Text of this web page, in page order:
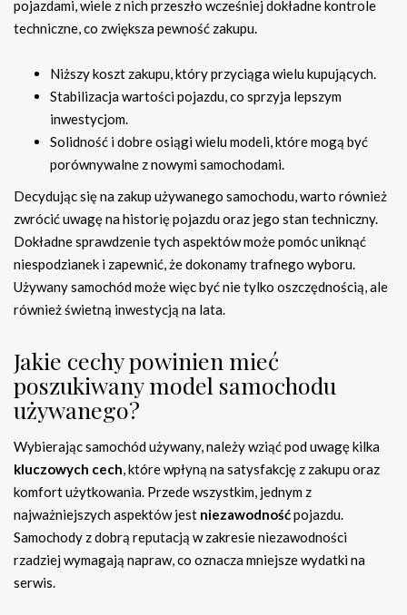
pojazdami, wiele z nich przeszło wcześniej dokładne kontrole
techniczne, co zwiększa pewność zakupu.
Niższy koszt zakupu, który przyciąga wielu kupujących.
Stabilizacja wartości pojazdu, co sprzyja lepszym
inwestycjom.
Solidność i dobre osiągi wielu modeli, które mogą być
porównywalne z nowymi samochodami.
Decydując się na zakup używanego samochodu, warto również
zwrócić uwagę na historię pojazdu oraz jego stan techniczny.
Dokładne sprawdzenie tych aspektów może pomóc uniknąć
niespodzianek i zapewnić, że dokonamy trafnego wyboru.
Używany samochód może więc być nie tylko oszczędnością, ale
również świetną inwestycją na lata.
Jakie cechy powinien mieć
poszukiwany model samochodu
używanego?
Wybierając samochód używany, należy wziąć pod uwagę kilka
kluczowych cech, które wpłyną na satysfakcję z zakupu oraz
komfort użytkowania. Przede wszystkim, jednym z
najważniejszych aspektów jest niezawodnośćpojazdu.
Samochody z dobrą reputacją w zakresie niezawodności
rzadziej wymagają napraw, co oznacza mniejsze wydatki na
serwis.